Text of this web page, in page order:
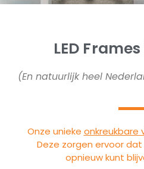
LED
(En natuurlijk heel
Onze unieke onkreukbare
Deze zorgen ervoor
opnieuw kunt